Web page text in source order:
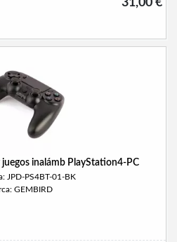
31,00 €
inalámb PlayStation4-PC
JPD-PS4BT-01-BK
GEMBIRD